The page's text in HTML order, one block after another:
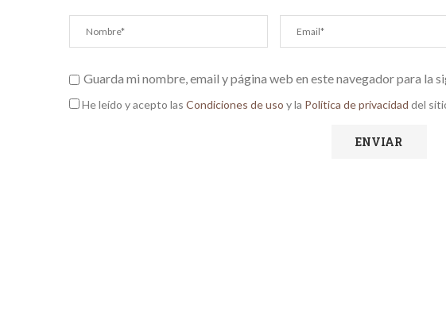
Guarda mi nombre, email y página web en este navegador para la
He leído y acepto las Condiciones de uso y la Política de privacidad del